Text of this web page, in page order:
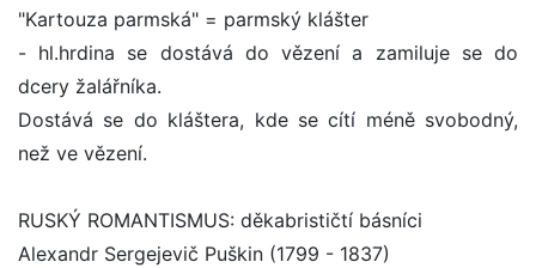
"Kartouza parmská" = parmský klášter
- hl.hrdina se dostává do vězení a zamiluje se do
dcery žalářníka.
Dostává se do kláštera, kde se cítí méně svobodný,
než ve vězení.
RUSKÝ ROMANTISMUS: děkabrističtí básníci
Alexandr Sergejevič Puškin (1799 - 1837)